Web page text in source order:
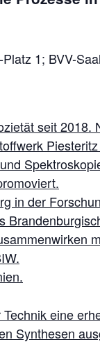
1; BVV-Saal
seit
in der
eine
Synthesen